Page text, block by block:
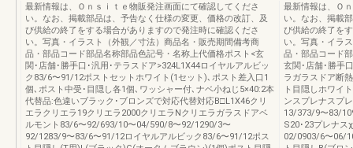
最新情報は、Ｏｎｓｉｔｅ物販発注画面にて確認してくださ
い。なお、掲載部品は、予告なく仕様の変更、価格の改訂、及
び供給の終了をする場合がありますので発注時に確認くださ
い。写真・イラスト（外観／寸法）商品名・販売期間備考商
品・部品コード部品名称部品色記号・名称上代価格ポスト<玄
関･店舗･勝手口･汎用･テラスドア>324L1X44ロイヤルアルビッ
ク83/6〜91/12ポストセットホワイト(1セット)､ポスト差入口1
個､ポスト中受･目隠し各1個､ワッシャー付､ナベ小ねじ5×40:2本
代替品:色違いブラック･ブロンズで対応代替対応B□L1X46クリ
エラクリエラ19クリエラ2000クリエラNクリエラガラスドアベ
ルモント83/6〜92/693/10〜04/590/8〜92/1290/3〜
92/1283/9〜83/6〜91/12ロイヤルアルビック83/6〜91/12ポス
最新情報は、Ｏ
い。なお、掲載
び供給の終了を
い。写真・イラ
品・部品コード
玄関･店舗･勝手
ラガラスドア断
ト目隠しホワイ
ンスプレナスプ
13/373/9〜83/
S20･23プレナス
02/0903/6〜06/